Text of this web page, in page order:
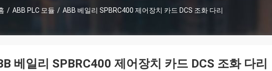
/ ABB PLC 모듈 / ABB 베일리 SPBRC400 제어장치 카드 DCS 조화 다리
베일리 SPBRC400 제어장치 카드 DCS 조화 다리